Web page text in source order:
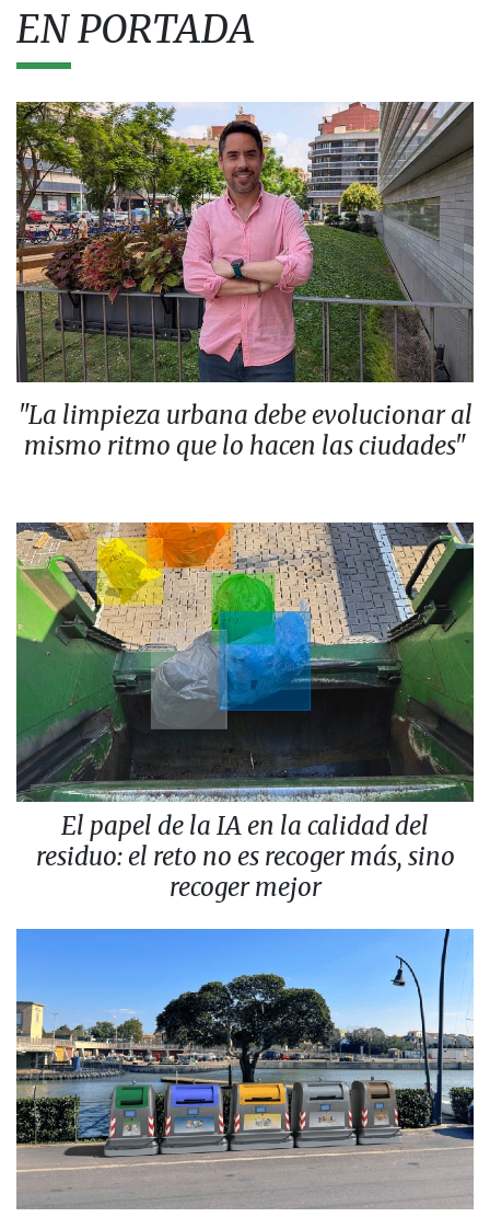
EN PORTADA
"La limpieza urbana debe evolucionar al
mismo ritmo que lo hacen las ciudades"
El papel de la IA en la calidad del
residuo: el reto no es recoger más, sino
recoger mejor